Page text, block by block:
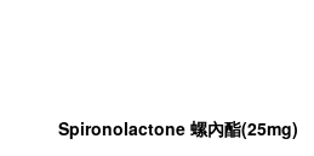
Spironolactone 螺內酯(25mg)